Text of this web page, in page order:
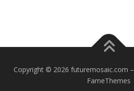
Copyright © 2026 futuremosaic.com –
FameThemes